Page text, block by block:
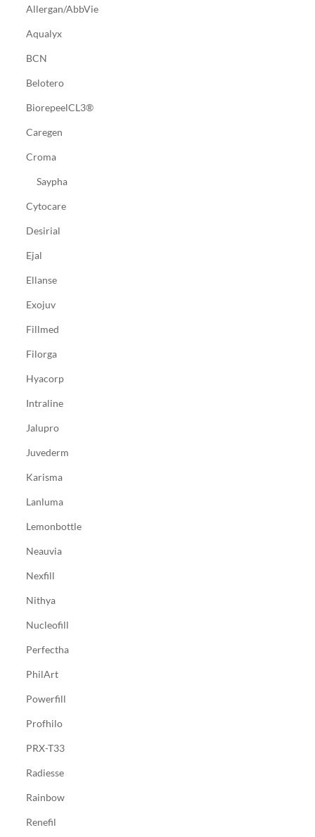
Allergan/AbbVie
Aqualyx
BCN
Belotero
BiorepeelCL3®
Caregen
Croma
Saypha
Cytocare
Desirial
Ejal
Ellanse
Exojuv
Fillmed
Filorga
Hyacorp
Intraline
Jalupro
Juvederm
Karisma
Lanluma
Lemonbottle
Neauvia
Nexfill
Nithya
Nucleofill
Perfectha
PhilArt
Powerfill
Profhilo
PRX-T33
Radiesse
Rainbow
Renefil